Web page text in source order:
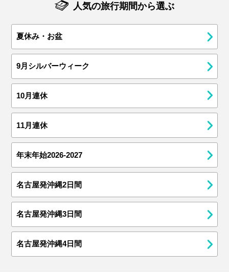
人気の旅行期間から選ぶ
夏休み・お盆
9月シルバーウィーク
10月連休
11月連休
年末年始2026-2027
名古屋発沖縄2日間
名古屋発沖縄3日間
名古屋発沖縄4日間